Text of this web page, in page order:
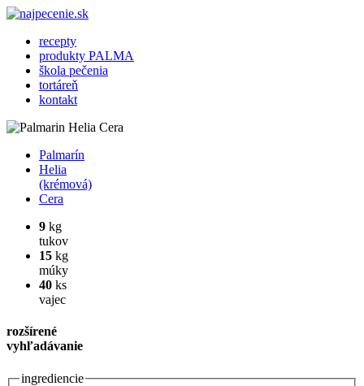
recepty
produkty PALMA
škola pečenia
tortáreň
kontakt
Palmarín
Helia
(krémová)
Cera
9 kg
tukov
15 kg
múky
40 ks
vajec
rozšírené
vyhľadávanie
ingrediencie